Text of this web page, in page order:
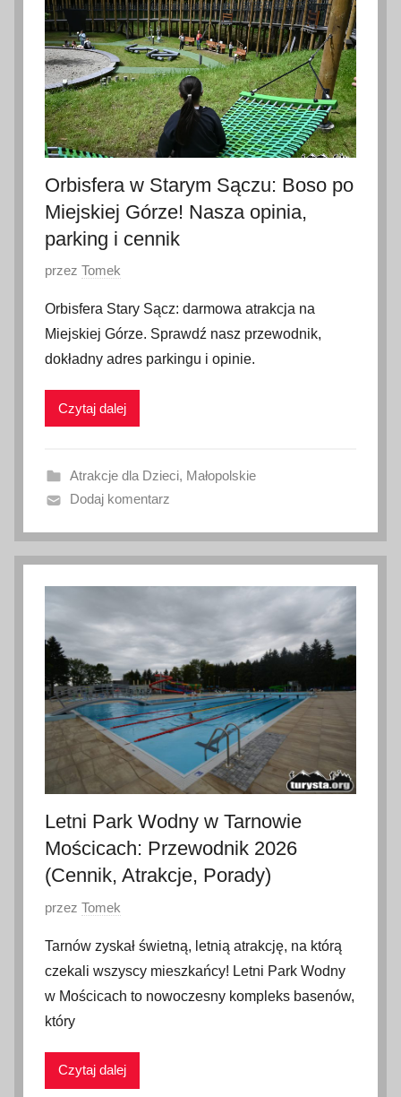
a
2
0
2
6
Orbisfera w Starym Sączu: Boso po
Miejskiej Górze! Nasza opinia,
parking i cennik
O
u
b
l
i
a
n
z
e
w
c
6
przez Tomek
Orbisfera Stary Sącz: darmowa atrakcja na
Miejskiej Górze. Sprawdź nasz przewodnik,
dokładny adres parkingu i opinie.
Czytaj dalej
Atrakcje dla Dzieci, Małopolskie
Dodaj komentarz
Letni Park Wodny w Tarnowie
Mościcach: Przewodnik 2026
(Cennik, Atrakcje, Porady)
O
u
b
l
i
w
przez Tomek
Tarnów zyskał świetną, letnią atrakcję, na którą
czekali wszyscy mieszkańcy! Letni Park Wodny
w Mościcach to nowoczesny kompleks basenów,
który
Czytaj dalej